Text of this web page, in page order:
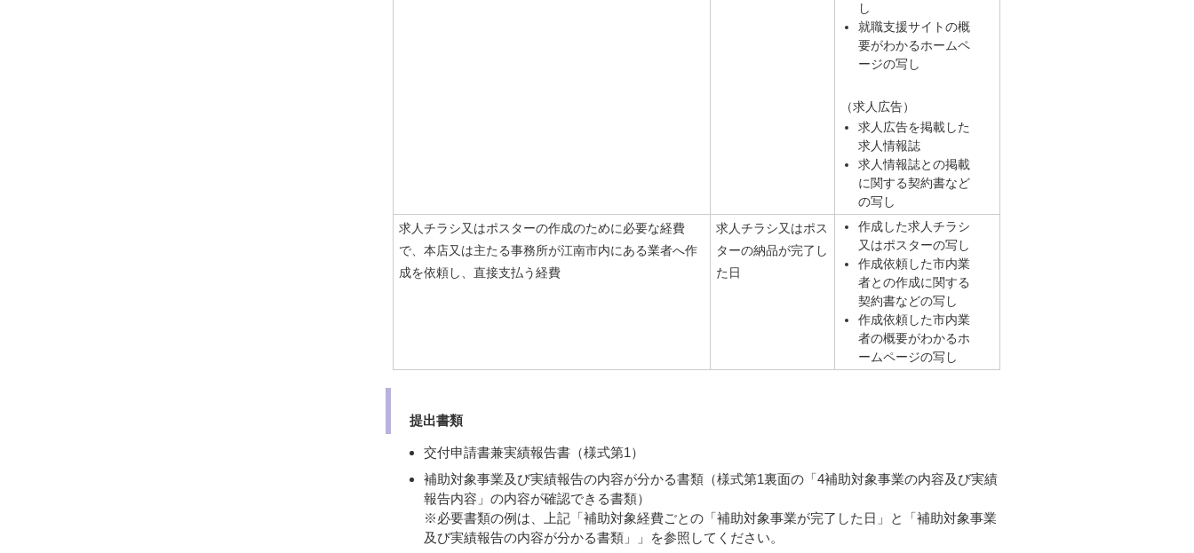
し
就職支援サイトの概
要がわかるホームペ
ージの写し
（求人広告）
求人広告を掲載した
求人情報誌
求人情報誌との掲載
に関する契約書など
の写し
求人チラシ又はポスターの作成のために必要な経費
で、本店又は主たる事務所が江南市内にある業者へ作
成を依頼し、直接支払う経費
求人チラシ又はポス
ターの納品が完了し
た日
作成した求人チラシ
又はポスターの写し
作成依頼した市内業
者との作成に関する
契約書などの写し
作成依頼した市内業
者の概要がわかるホ
ームページの写し
提出書類
交付申請書兼実績報告書（様式第1）
補助対象事業及び実績報告の内容が分かる書類（様式第1裏面の「4補助対象事業の内容及び実績
報告内容」の内容が確認できる書類）
※必要書類の例は、上記「補助対象経費ごとの「補助対象事業が完了した日」と「補助対象事業
及び実績報告の内容が分かる書類」」を参照してください。